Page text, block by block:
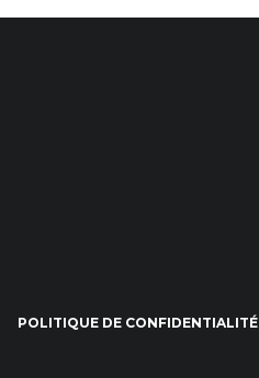
POLITIQUE DE CONFIDENTIALITÉ